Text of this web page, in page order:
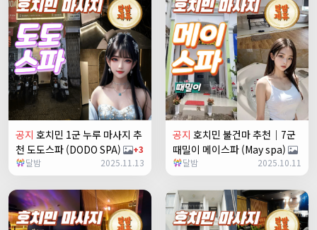
공지 호치민 1군 누루 마사지 추
천 도도스파 (DODO SPA)
+3
달밤
2025.11.13
공지 호치민 불건마 추천｜7군
때밀이 메이스파 (May spa)
달밤 2025.10.11